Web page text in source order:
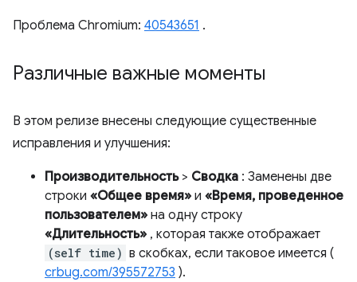
Проблема Chromium: 40543651 .
Различные важные моменты
В этом релизе внесены следующие существенные
исправления и улучшения:
Производительность> Сводка : Заменены две
строки «Общее время» и «Время, проведенное
пользователем» на одну строку
«Длительность» , которая также отображает
(self time) в скобках, если таковое имеется (
crbug.com/395572753 ).